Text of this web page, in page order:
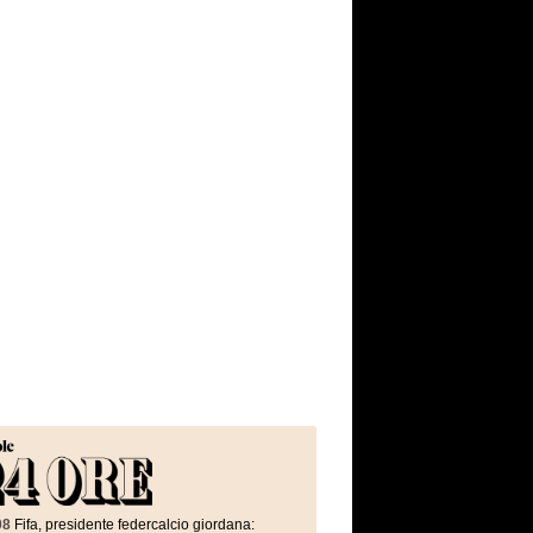
Fifa, presidente federcalcio giordana: